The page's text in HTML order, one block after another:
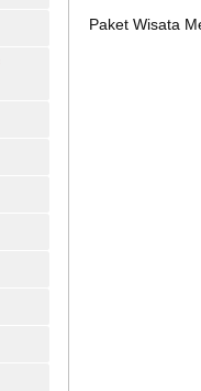
Paket Wisata